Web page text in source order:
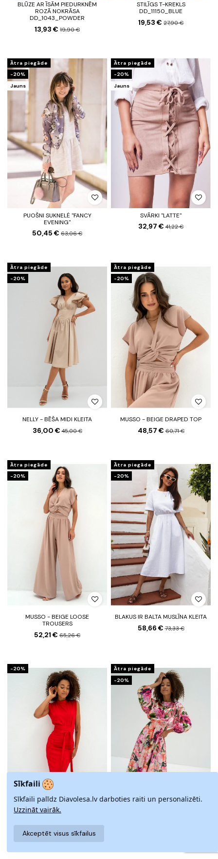
BLŪZE AR ĪSĀM PIEDURKNĒM
ROZĀ NOKRĀSA
DD_1043_POWDER
13,93 € 19,90 €
STILĪGS T-KREKLS
DD_11150_BLUE
19,53 € 27,90 €
Ātra piegāde
-20%
Jauns
PUOŠNI SUKNELĖ "FANCY
EVENING"
50,45 € 63,06 €
Ātra piegāde
-20%
Jauns
SVĀRKI "LATTE"
32,97 € 41,22 €
Ātra piegāde
-20%
NELLY - BĒŠA MIDI KLEITA
36,00 €45,00 €
Ātra piegāde
-20%
MUSSO - BEIGE DRAPED TOP
48,57 €60,71 €
Ātra piegāde
-20%
MUSSO - BEIGE LOOSE
TROUSERS
52,21 € 65,26 €
Ātra piegāde
-20%
BLAKUS IR BALTA MUSLĪNA KLEITA
58,66 €73,33 €
-20%
82,52 €
Ātra piegāde
-20%
Sīkfaili
Sīkfaili palīdz Diavolesa.lv darboties raiti un personalizēti.
Uzzināt vairāk.
Akceptēt visus sīkfailus